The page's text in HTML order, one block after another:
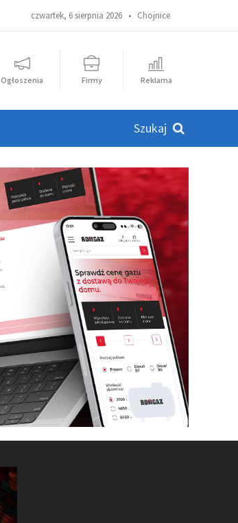
czwartek, 6 sierpnia 2026 • Chojnice
Ogłoszenia Firmy Reklama